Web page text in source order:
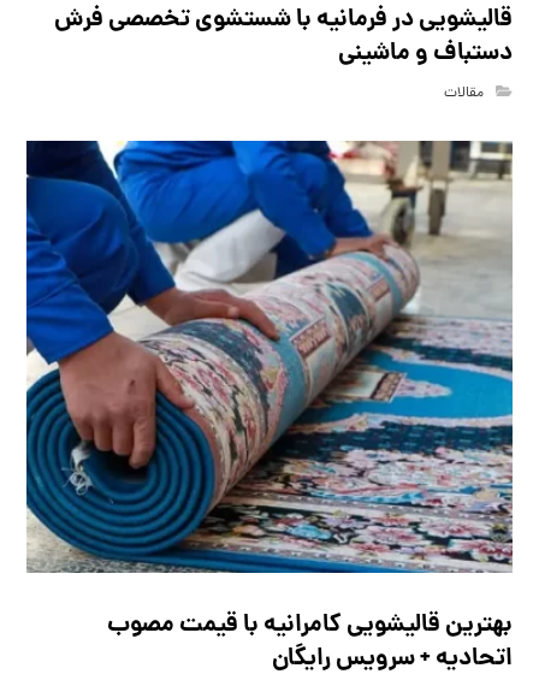
قالیشویی در فرمانیه با شستشوی تخصصی فرش
دستباف و ماشینی
مقالات
بهترین قالیشویی کامرانیه با قیمت مصوب
اتحادیه + سرویس رایگان